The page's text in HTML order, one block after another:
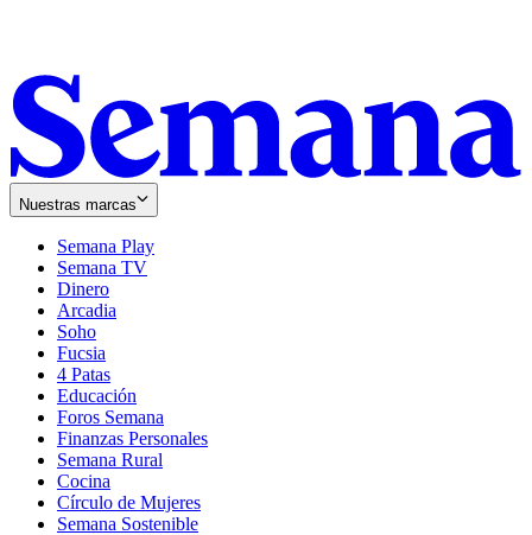
Nuestras marcas
Semana Play
Semana TV
Dinero
Arcadia
Soho
in
new
window
Fucsia
in
new
window
4 Patas
Educación
Foros Semana
Finanzas Personales
Semana Rural
Cocina
Círculo de Mujeres
Semana Sostenible